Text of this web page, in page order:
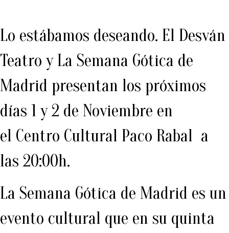
Lo estábamos deseando. El Desván
Teatro y La Semana Gótica de
Madrid presentan los próximos
días 1 y 2 de Noviembre en
el Centro Cultural Paco Rabal a
las 20:00h.
La Semana Gótica de Madrid es un
evento cultural que en su quinta